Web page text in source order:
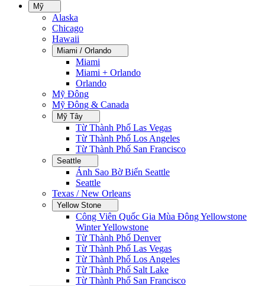
Mỹ
Alaska
Chicago
Hawaii
Miami / Orlando
Miami
Miami + Orlando
Orlando
Mỹ Đông
Mỹ Đông & Canada
Mỹ Tây
Từ Thành Phố Las Vegas
Từ Thành Phố Los Angeles
Từ Thành Phố San Francisco
Seattle
Ánh Sao Bờ Biển Seattle
Seattle
Texas / New Orleans
Yellow Stone
Công Viên Quốc Gia Mùa Đông Yellowstone
Winter Yellowstone
Từ Thành Phố Denver
Từ Thành Phố Las Vegas
Từ Thành Phố Los Angeles
Từ Thành Phố Salt Lake
Từ Thành Phố San Francisco